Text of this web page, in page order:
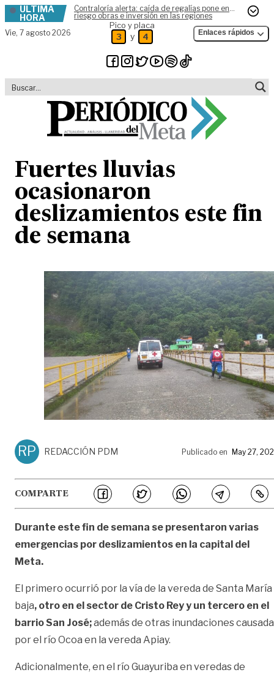
Skip to content
ÚLTIMA
HORA
Contraloría alerta: caída de regalías pone en
riesgo obras e inversión en las regiones
Vie, 7 agosto 2026
Pico y placa
3 y 4 Enlaces rápidos
Fuertes lluvias
ocasionaron
deslizamientos este fin
de semana
RP REDACCIÓN PDM Publicado en May 27,
COMPARTE
Durante este fin de semana se presentaron varias
emergencias por deslizamientos en la capital del
Meta.
El primero ocurrió por la vía de la vereda de Santa María
baja, otro en el sector de Cristo Rey y un tercero en el
barrio San José;además de otras inundaciones
por el río Ocoa en la vereda Apiay.
Adicionalmente, en el río Guayuriba en veredas de